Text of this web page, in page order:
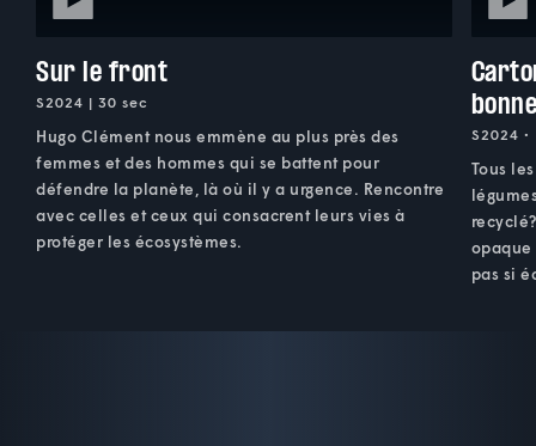
Sur le front
S2024 | 30 sec
Hugo Clément nous emmène au plus près des
femmes et des hommes qui se battent pour
défendre la planète, là où il y a urgence. Rencontre
avec celles et ceux qui consacrent leurs vies à
protéger les écosystèmes.
S2024
Tous
pas si